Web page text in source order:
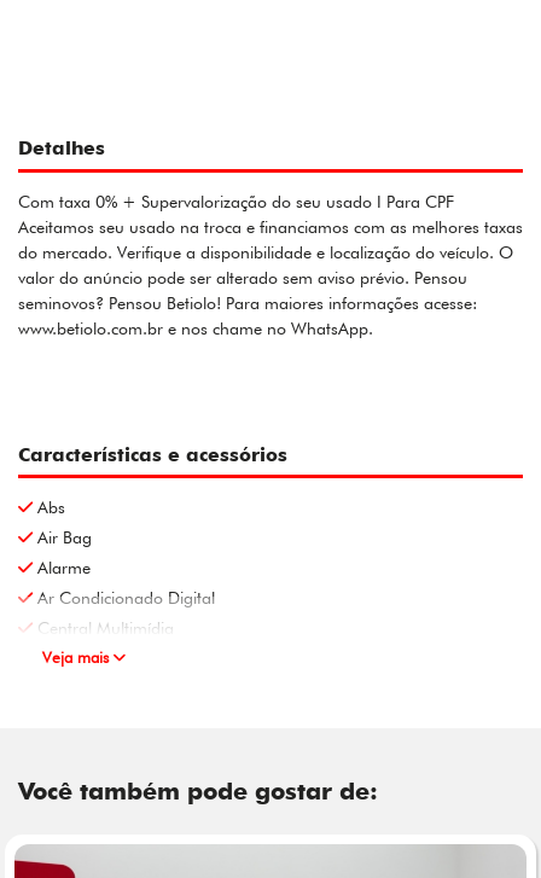
Detalhes
Com taxa 0% + Supervalorização do seu usado I Para CPF
Aceitamos seu usado na troca e financiamos com as melhores taxas
do mercado. Verifique a disponibilidade e localização do veículo. O
valor do anúncio pode ser alterado sem aviso prévio. Pensou
seminovos? Pensou Betiolo! Para maiores informações acesse:
www.betiolo.com.br e nos chame no WhatsApp.
Características e acessórios
Abs
Air Bag
Alarme
Ar Condicionado Digital
Central Multimídia
Veja mais
Você também pode gostar de: